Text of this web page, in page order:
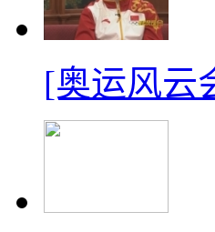
[奥运风云